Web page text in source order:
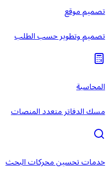
تصميم موقع
تصميم وتطوير حسب الطلب
المحاسبة
مسك الدفاتر متعدد المنصات
خدمات تحسين محركات البحث